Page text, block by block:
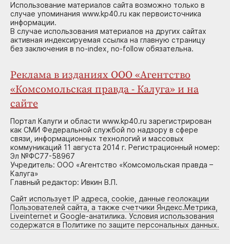
Использование материалов сайта возможно только в
случае упоминания www.kp40.ru как первоисточника
информации.
В случае использования материалов на других сайтах
активная индексируемая ссылка на главную страницу
без заключения в no-index, no-follow обязательна.
Реклама в изданиях ООО «Агентство
«Комсомольская правда - Калуга» и на
сайте
Портал Калуги и области www.kp40.ru зарегистрирован
как СМИ Федеральной службой по надзору в сфере
связи, информационных технологий и массовых
коммуникаций 11 августа 2014 г. Регистрационный номер:
Эл №ФС77-58967
Учредитель: ООО «Агентство «Комсомольская правда –
Калуга»
Главный редактор: Ивкин В.П.
Сайт использует IP адреса, cookie, данные геолокации
Пользователей сайта, а также счетчики Яндекс.Метрика,
Liveinternet и Google-анатилика. Условия использования
содержатся в Политике по защите персональных данных.